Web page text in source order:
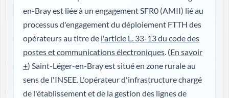
en-Bray est liée à un engagement SFR0 (AMII) lié au
processus d'engagement du déploiement FTTH des
opérateurs au titre de l'article L. 33-13 du code des
postes et communications électroniques. (En savoir
+) Saint-Léger-en-Bray est situé en zone rurale au
sens de l'INSEE. L'opérateur d'infrastructure chargé
de l'établissement et de la gestion des lignes de